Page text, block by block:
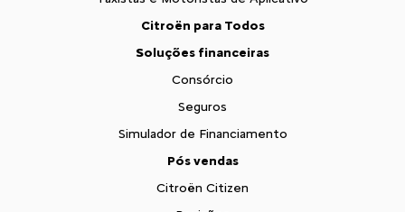
Citroën para Todos
Soluções financeiras
Consórcio
Seguros
Simulador de Financiamento
Pós vendas
Citroën Citizen